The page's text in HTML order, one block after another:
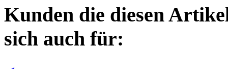
Kunden die diesen
sich auch für: